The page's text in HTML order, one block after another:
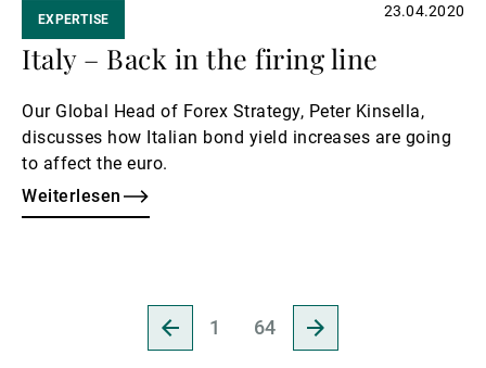
EXPERTISE 23.04.2020
Italy – Back in the firing line
Our Global Head of Forex Strategy, Peter Kinsella,
discusses how Italian bond yield increases are going
to affect the euro.
Weiterlesen
Vorangehende
Seite
64
Nächste
Seite